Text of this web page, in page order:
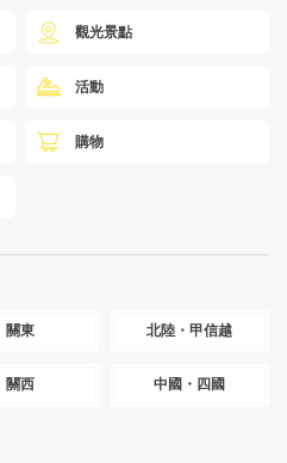
觀光景點
活動
購物
關東 北陸・甲信越
關西 中國・四國